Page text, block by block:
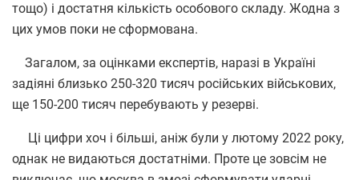
тощо) і достатня кількість особового складу. Жодна з
цих умов поки не сформована.
Загалом, за оцінками експертів, наразі в Україні
задіяні близько 250-320 тисяч російських військових,
ще 150-200 тисяч перебувають у резерві.
Ці цифри хоч і більші, аніж були у лютому 2022 року,
однак не видаються достатніми. Проте це зовсім не